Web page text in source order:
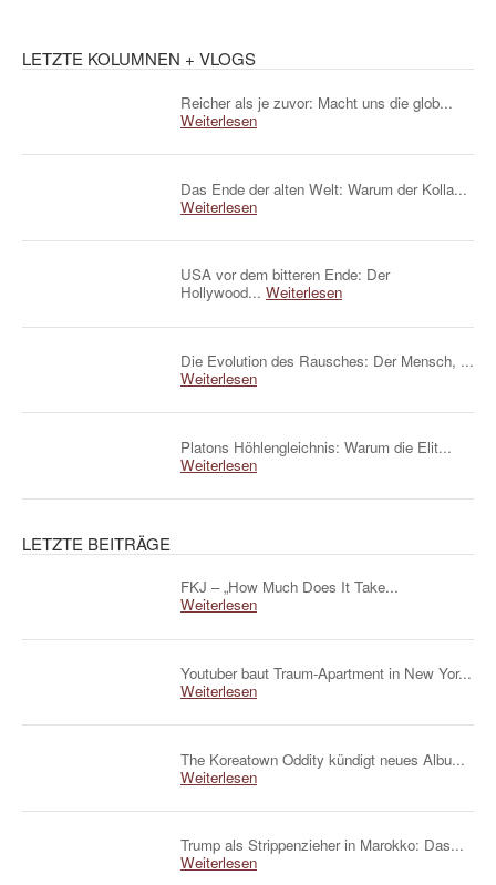
LETZTE KOLUMNEN + VLOGS
Reicher als je zuvor: Macht uns die glob...
Weiterlesen
Das Ende der alten Welt: Warum der Kolla...
Weiterlesen
USA vor dem bitteren Ende: Der
Hollywood... Weiterlesen
Die Evolution des Rausches: Der Mensch, ...
Weiterlesen
Platons Höhlengleichnis: Warum die Elit...
Weiterlesen
LETZTE BEITRÄGE
FKJ – „How Much Does It Take...
Weiterlesen
Youtuber baut Traum-Apartment in New Yor...
Weiterlesen
The Koreatown Oddity kündigt neues Albu...
Weiterlesen
Trump als Strippenzieher in Marokko: Das...
Weiterlesen